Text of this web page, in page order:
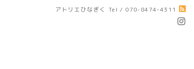
アトリエひなぎく Tel / 070-8474-4311